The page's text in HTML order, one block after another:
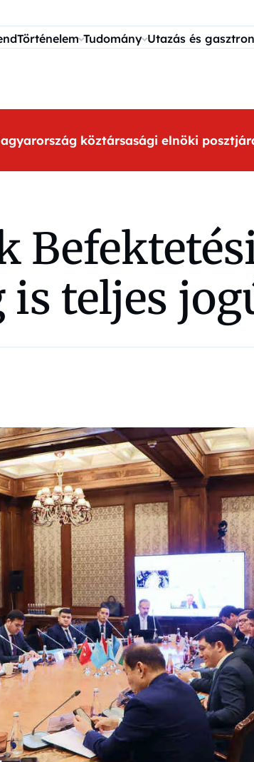
Történelem Tudomány Utazás és
köztársasági elnöki
teljes